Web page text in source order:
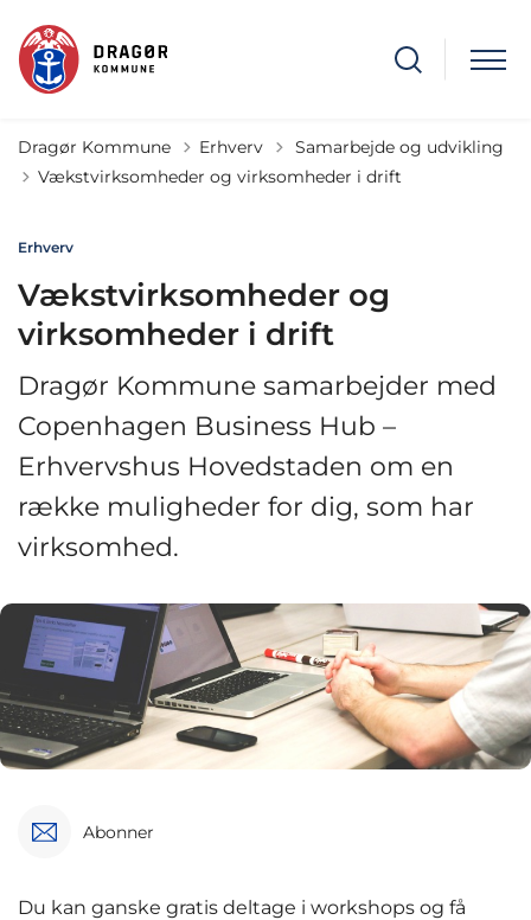
Dragør Kommune Erhverv Tilbage til
Samarbejde og udvikling
Vækstvirksomheder og virksomheder i drift
Erhverv
Vækstvirksomheder og
virksomheder i drift
Dragør Kommune samarbejder med
Copenhagen Business Hub –
Erhvervshus Hovedstaden om en
række muligheder for dig, som har
virksomhed.
Abonner
Du kan ganske gratis deltage i workshops og få